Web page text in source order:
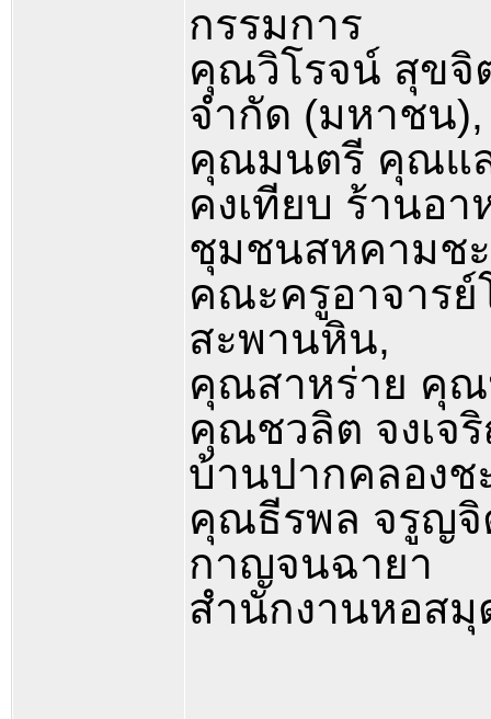
กรรมการ
คุณวิโรจน์ สุขจิ
จำกัด (มหาชน),
คุณมนตรี คุณแส
คงเทียบ ร้านอ
ชุมชนสหคามช
คณะครูอาจารย์
สะพานหิน,
คุณสาหร่าย คุณ
คุณชวลิต จงเจ
บ้านปากคลองช
คุณธีรพล จรูญจิ
กาญจนฉายา
สำนักงานหอส